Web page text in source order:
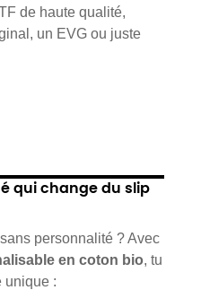
de haute qualité,
un EVG ou juste
qui change du slip
personnalité ? Avec
en coton bio, tu
unique :